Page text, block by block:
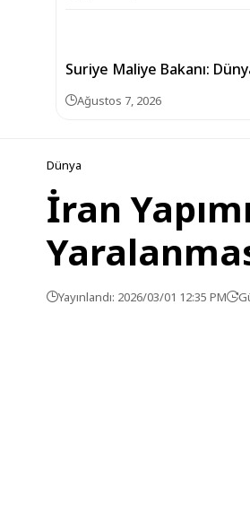
Suriye Maliye Bakanı:
Ağustos 7, 2026
Dünya
İran
Yayınlandı: 2026/03/01 12:35 PM